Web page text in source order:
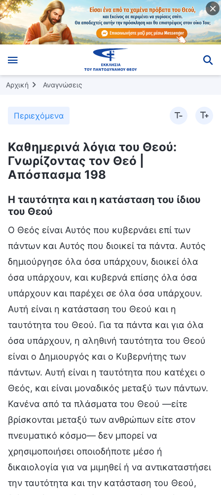
Αρχική Αναγνώσεις
Περιεχόμενα
Καθημερινά λόγια του Θεού:
Γνωρίζοντας τον Θεό |
Απόσπασμα 198
Η ταυτότητα και η κατάσταση του ίδιου
του Θεού
Ο Θεός είναι Αυτός που κυβερνάει επί των
πάντων και Αυτός που διοικεί τα πάντα. Αυτός
δημιούργησε όλα όσα υπάρχουν, διοικεί όλα
όσα υπάρχουν, και κυβερνά επίσης όλα όσα
υπάρχουν και παρέχει σε όλα όσα υπάρχουν.
Αυτή είναι η κατάσταση του Θεού και η
ταυτότητα του Θεού. Για τα πάντα και για όλα
όσα υπάρχουν, η αληθινή ταυτότητα του Θεού
είναι ο Δημιουργός και ο Κυβερνήτης των
πάντων. Αυτή είναι η ταυτότητα που κατέχει ο
Θεός, και είναι μοναδικός μεταξύ των πάντων.
Κανένα από τα πλάσματα του Θεού —είτε
βρίσκονται μεταξύ των ανθρώπων είτε στον
πνευματικό κόσμο— δεν μπορεί να
χρησιμοποιήσει οποιοδήποτε μέσο ή
δικαιολογία για να μιμηθεί ή να αντικαταστήσει
την ταυτότητα και την κατάσταση του Θεού,